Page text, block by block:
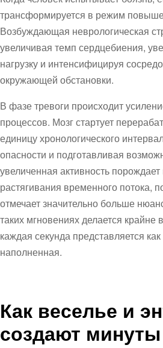
трансформируется в режим
Возбуждающая неврологическая
увеличивая темп сердцебиения,
нагрузку и интенсифицируя
окружающей обстановки.
В фазе тревоги происходит
процессов. Мозг стартует
единицу хронологического
опасности и подготавливая
увеличенная активность
растягивания временного потока,
отмечает значительно больше
таких мгновениях делается
каждая секунда представляется
наполненная.
Как веселье и
создают